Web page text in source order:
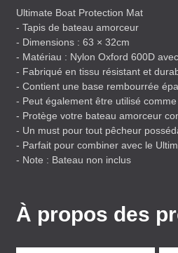
Ultimate Boat Protection Mat
- Tapis de bateau amorceur
- Dimensions : 63 × 32cm
- Matériau : Nylon Oxford 600D
- Fabriqué en tissu résistant et
- Contient une base rembourrée
- Peut également être utilisé
- Protège votre bateau amorceur
- Un must pour tout pêcheur
- Parfait pour combiner avec le
- Note : Bateau non inclus
À propos des